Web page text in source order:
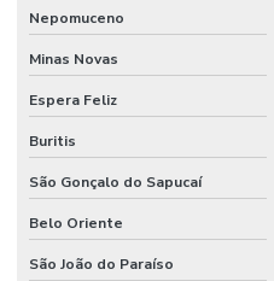
Nepomuceno
Minas Novas
Espera Feliz
Buritis
São Gonçalo do Sapucaí
Belo Oriente
São João do Paraíso